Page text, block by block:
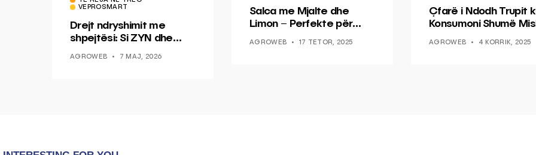
VEPROSMART
Drejt ndryshimit me
shpejtësi: Si ZYN dhe
epokë të re pa tym
AGROWEB 7 MAJ, 2026
Salca me Mjalte dhe
Limon – Perfekte për
AGROWEB 17 TETOR, 2025
Çfarë i Ndodh Trupit
Konsumoni Shumë
AGROWEB 4 KORRIK, 2025